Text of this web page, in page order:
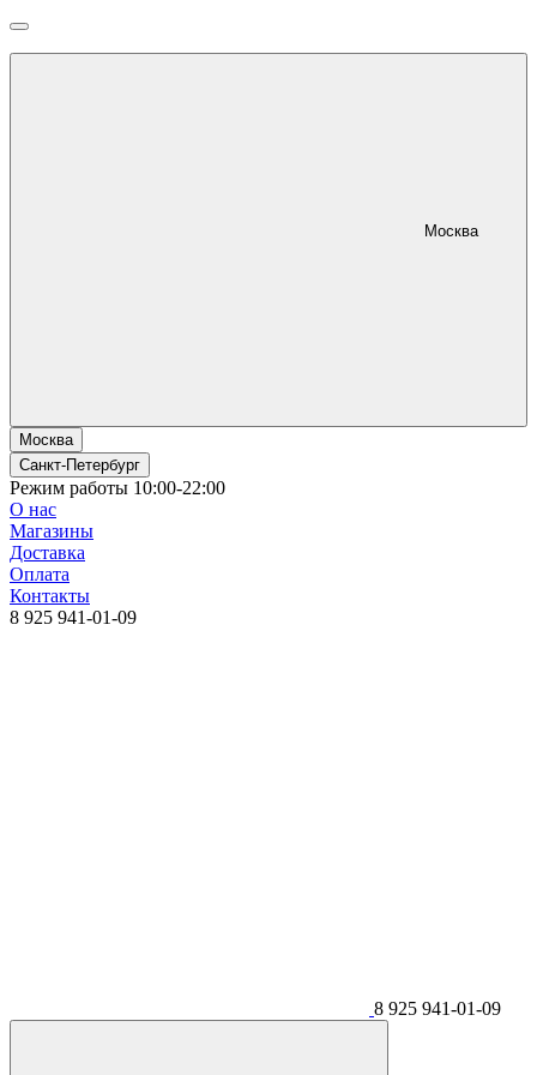
Москва
Москва
Санкт-Петербург
Режим работы 10:00-22:00
О нас
Магазины
Доставка
Оплата
Контакты
8 925 941-01-09
8 925 941-01-09